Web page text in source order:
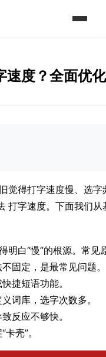
速度？全面优
觉得打字速度慢、选
打字速度。下面我们
明白“慢”的根源。常见
固定，是最常见问题。
捷短语功能。
词库，选字次数多。
反应不够快。
壳”。